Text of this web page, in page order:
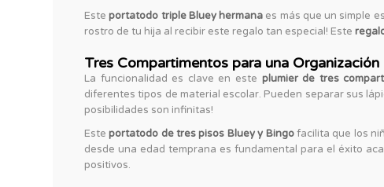
Esteportatodo triple Bluey hermana es más que un simple
rostro de tu hija al recibir este regalo tan especial! Este
Tres Compartimentos para una
La funcionalidad es clave en este plumier de tres
diferentes tipos de material escolar. Pueden separar sus
posibilidades son infinitas!
Esteportatodo de tres pisos Bluey y Bingofacilita que los
desde una edad temprana es fundamental para el éxito
positivos.